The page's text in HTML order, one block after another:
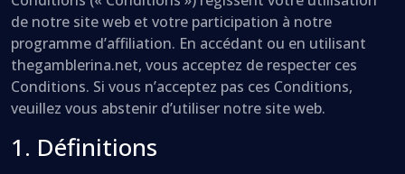
de notre site web et votre participation à notre
programme d’affiliation. En accédant ou en utilisant
thegamblerina.net, vous acceptez de respecter ces
Conditions. Si vous n’acceptez pas ces Conditions,
veuillez vous abstenir d’utiliser notre site web.
1. Définitions